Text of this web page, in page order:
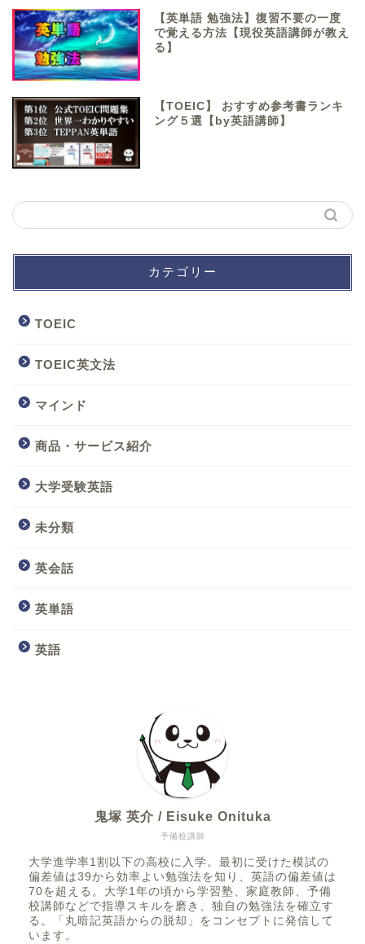
【英単語 勉強法】復習不要の一度
で覚える方法【現役英語講師が教え
る】
【TOEIC】 おすすめ参考書ランキ
ング５選【by英語講師】
カテゴリー
TOEIC
TOEIC英文法
マインド
商品・サービス紹介
大学受験英語
未分類
英会話
英単語
英語
予備校講師
鬼塚 英介 / Eisuke Onituka
大学進学率1割以下の高校に入学。最初に受けた模試の
偏差値は39から効率よい勉強法を知り、英語の偏差値は
70を超える。大学1年の頃から学習塾、家庭教師、予備
校講師などで指導スキルを磨き、独自の勉強法を確立す
る。「丸暗記英語からの脱却」をコンセプトに発信して
います。